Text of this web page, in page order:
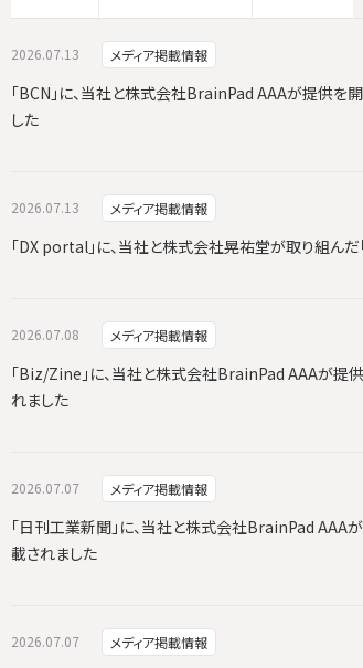
2026.07.13 メディア掲載情報
「BCN」に、当社と株式会社BrainPad AAAが提供
した
2026.07.13 メディア掲載情報
「DX portal」に、当社と株式会社晃祐堂が取り組ん
2026.07.08 メディア掲載情報
「Biz/Zine」に、当社と株式会社BrainPad AAAが提
れました
2026.07.07 メディア掲載情報
「日刊工業新聞」に、当社と株式会社BrainPad
載されました
2026.07.07 メディア掲載情報